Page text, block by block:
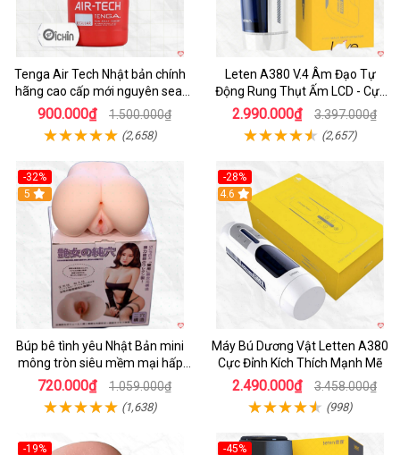
Tenga Air Tech Nhật bản chính
hãng cao cấp mới nguyên seal
giá tốt
900.000₫ 1.500.000₫
(2,658)
Leten A380 V.4 Âm Đạo Tự
Động Rung Thụt Ấm LCD - Cực
Phê
2.990.000₫ 3.397.000₫
(2,657)
-32%
Hot
5
Búp bê tình yêu Nhật Bản mini
mông tròn siêu mềm mại hấp
dẫn
720.000₫ 1.059.000₫
(1,638)
-28%
Hot
4.6
Máy Bú Dương Vật Letten A380
Cực Đỉnh Kích Thích Mạnh Mẽ
2.490.000₫ 3.458.000₫
(998)
-19%
-45%